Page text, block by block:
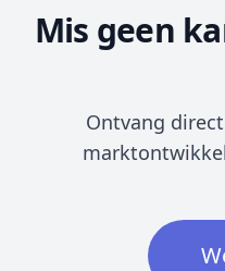
Mis geen
Ontvang